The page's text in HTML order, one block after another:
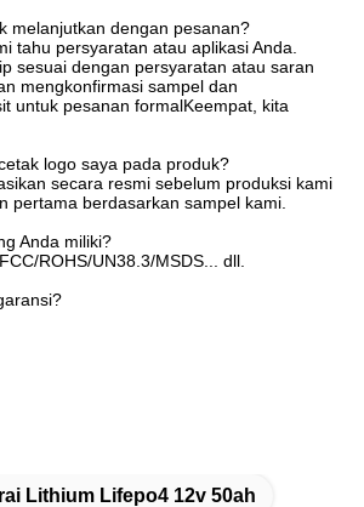
melanjutkan dengan pesanan?
tahu persyaratan atau aplikasi Anda.
sesuai dengan persyaratan atau saran
mengkonfirmasi sampel dan
untuk pesanan formalKeempat, kita
logo saya pada produk?
secara resmi sebelum produksi kami
pertama berdasarkan sampel kami.
Anda miliki?
ROHS/UN38.3/MSDS... dll.
Lithium Lifepo4 12v 50ah